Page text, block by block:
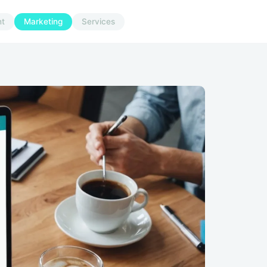
Marketing Services